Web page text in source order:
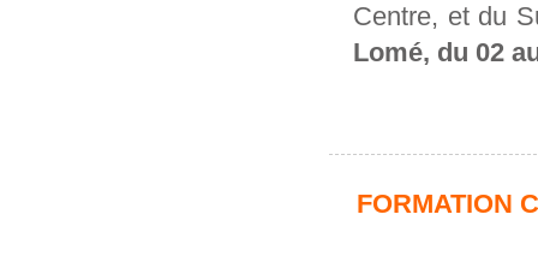
Centre, et du
Lomé, du 02
FORMATION